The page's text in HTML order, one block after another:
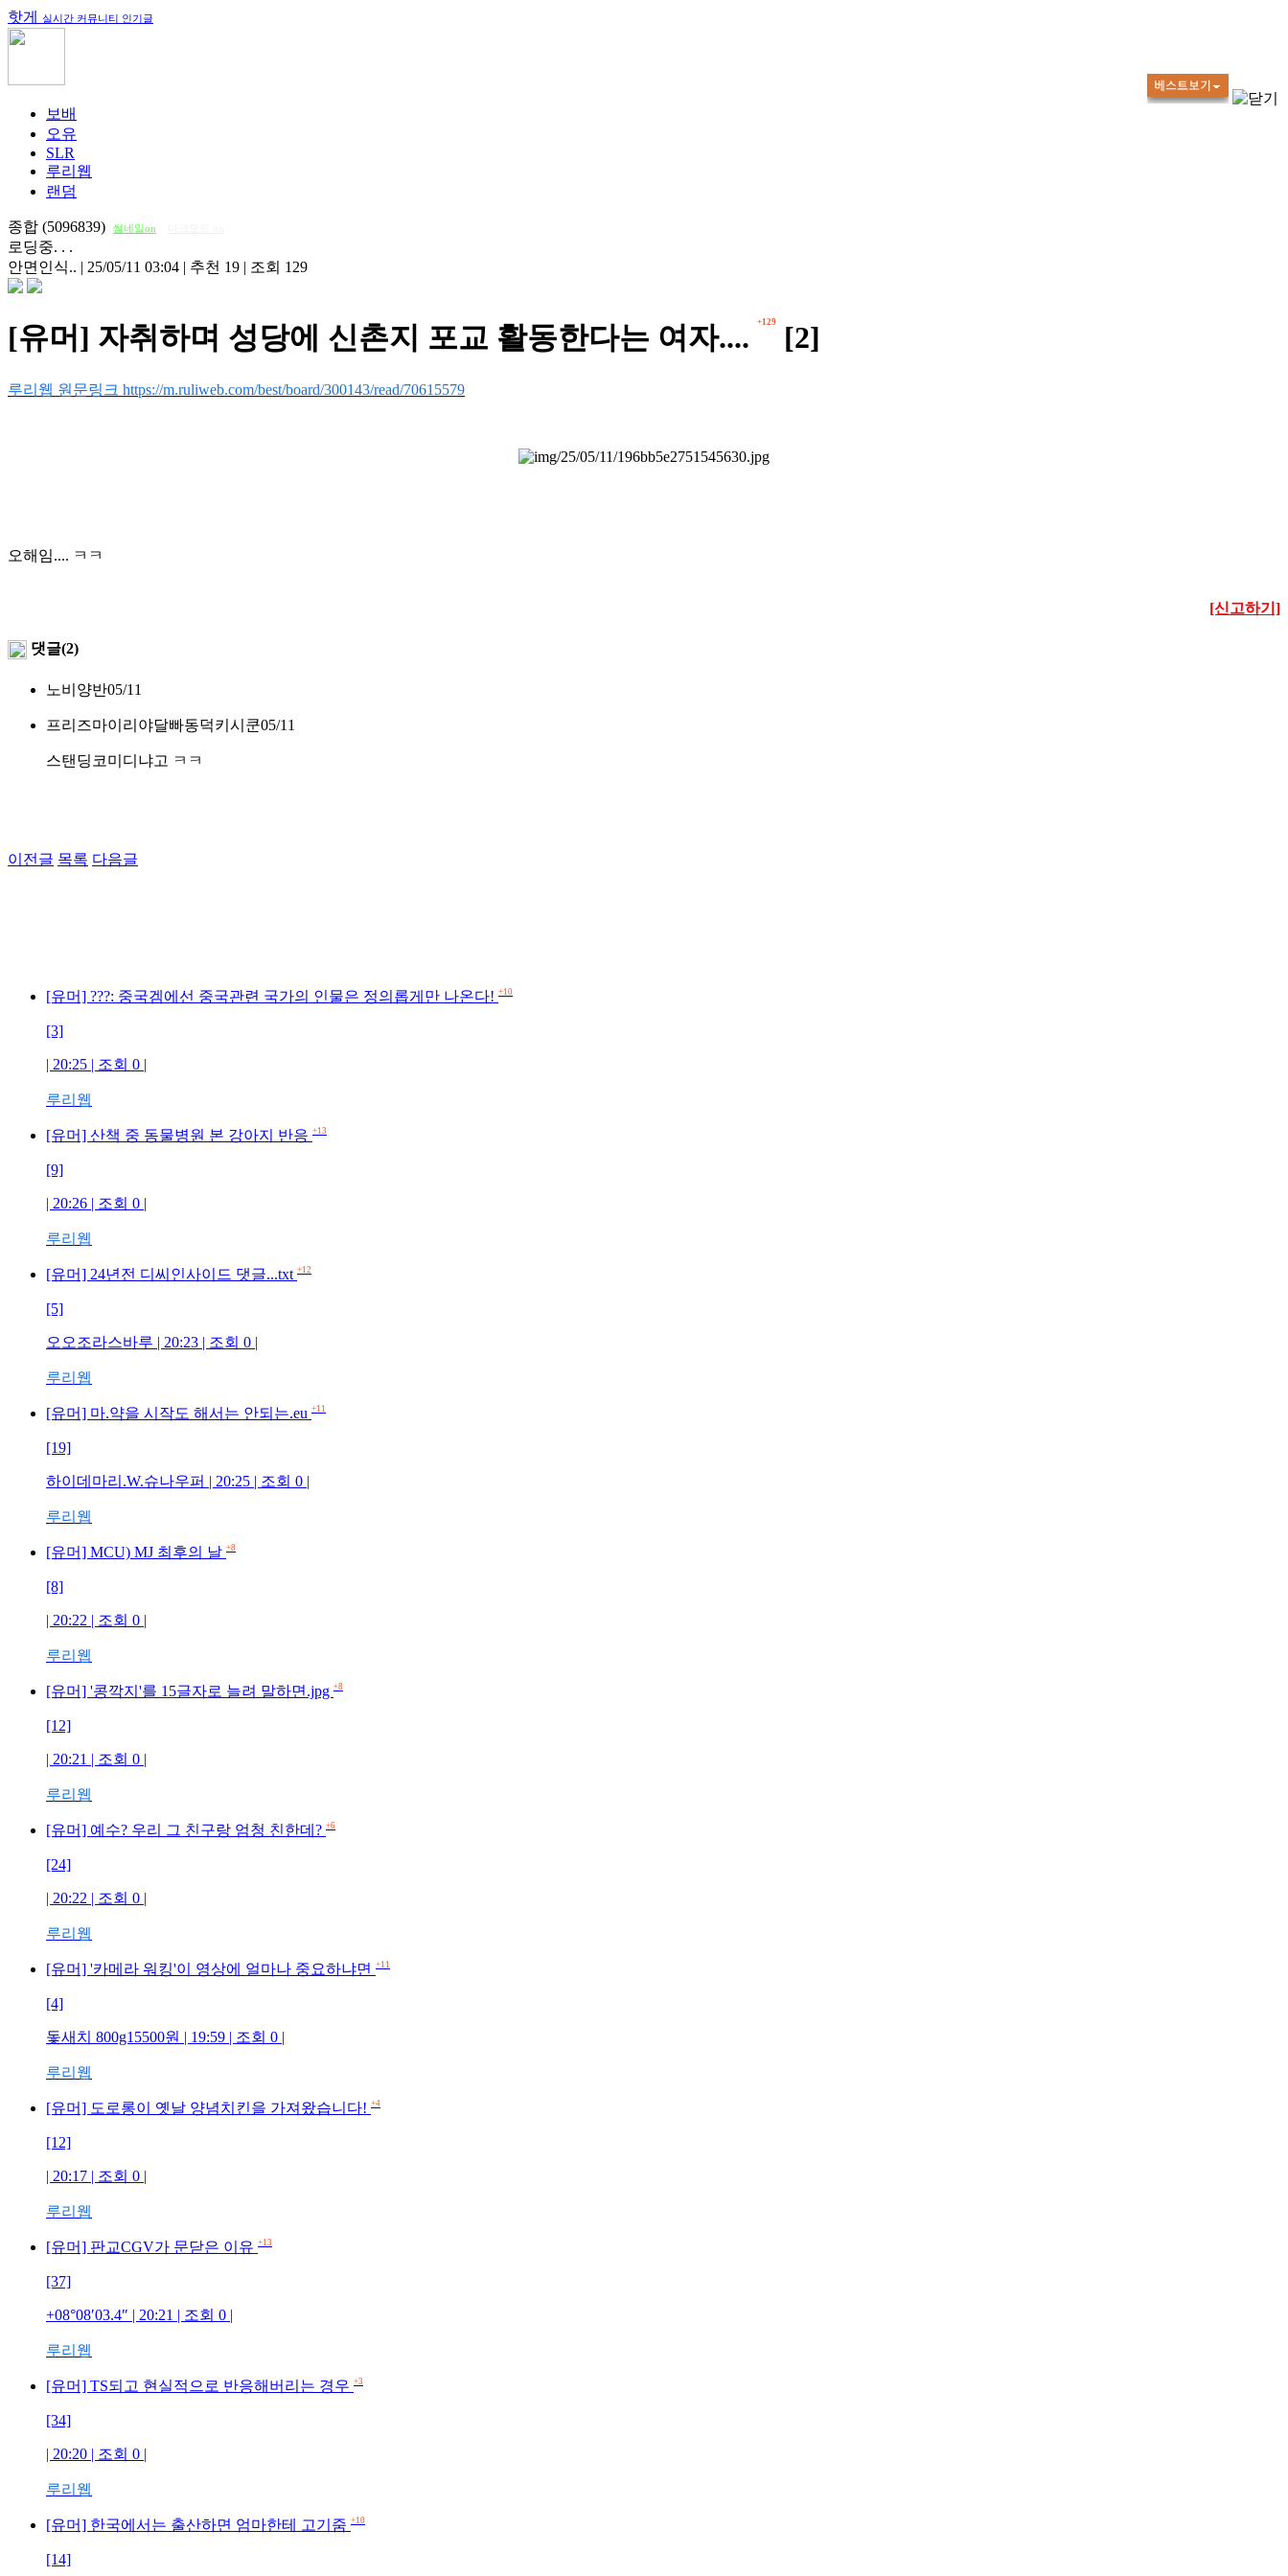
핫게 실시간 커뮤니티 인기글
보배
오유
SLR
루리웹
랜덤
종합 (5096839) 썸네일on
로딩중. . .
안면인식.. | 25/05/11 03:04 | 추천 19 | 조회 129
[유머] 자취하며 성당에 신촌지 포교 활동한다는 여자.... +129 [2]
루리웹 원문링크 https://m.ruliweb.com/best/board/300143/read/70615579
오해임.... ㅋㅋ
[신고하기]
댓글(2)
노비양반05/11
프리즈마이리야달빠동덕키시쿤05/11
스탠딩코미디냐고 ㅋㅋ
이전글 목록 다음글
[유머] ???: 중국겜에선 중국관련 국가의 인물은 정의롭게만 나온다! +10
[3]
| 20:25 | 조회 0 |
루리웹
[유머] 산책 중 동물병원 본 강아지 반응 +13
[9]
| 20:26 | 조회 0 |
루리웹
[유머] 24년전 디씨인사이드 댓글...txt +12
[5]
오오조라스바루 | 20:23 | 조회 0 |
루리웹
[유머] 마.약을 시작도 해서는 안되는.eu +11
[19]
하이데마리.W.슈나우퍼 | 20:25 | 조회 0 |
루리웹
[유머] MCU) MJ 최후의 날 +8
[8]
| 20:22 | 조회 0 |
루리웹
[유머] '콩깍지'를 15글자로 늘려 말하면.jpg +8
[12]
| 20:21 | 조회 0 |
루리웹
[유머] 예수? 우리 그 친구랑 엄청 친한데? +6
[24]
| 20:22 | 조회 0 |
루리웹
[유머] '카메라 워킹'이 영상에 얼마나 중요하냐면 +11
[4]
돛새치 800g15500원 | 19:59 | 조회 0 |
루리웹
[유머] 도로롱이 옛날 양념치킨을 가져왔습니다! +4
[12]
| 20:17 | 조회 0 |
루리웹
[유머] 판교CGV가 문닫은 이유 +13
[37]
+08°08′03.4″ | 20:21 | 조회 0 |
루리웹
[유머] TS되고 현실적으로 반응해버리는 경우 +3
[34]
| 20:20 | 조회 0 |
루리웹
[유머] 한국에서는 출산하면 엄마한테 고기줌 +10
[14]